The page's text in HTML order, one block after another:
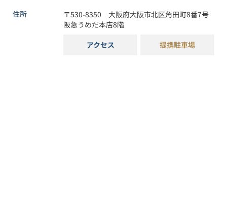
住所 〒530-8350 大阪府大阪市北区角田町8番7号
阪急うめだ本店8階
アクセス
提携駐車場